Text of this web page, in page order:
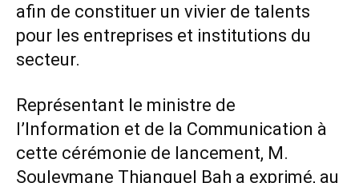
afin de constituer un vivier de talents
pour les entreprises et institutions du
secteur.
Représentant le ministre de
l’Information et de la Communication à
cette cérémonie de lancement, M.
Souleymane Thianguel Bah a exprimé, au